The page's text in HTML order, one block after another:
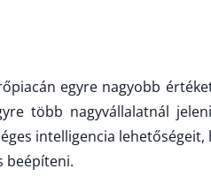
egyre nagyobb
több nagyvállalatnál
intelligencia lehetőségeit,
beépíteni.